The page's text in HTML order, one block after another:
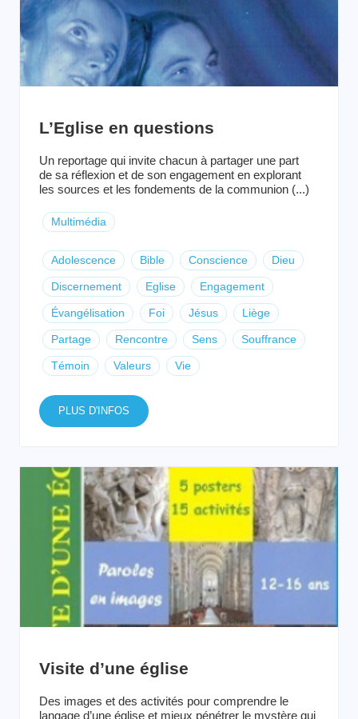
L’Eglise en questions
Un reportage qui invite chacun à partager une part
de sa réflexion et de son engagement en explorant
les sources et les fondements de la communion (...)
Multimédia
Adolescence Bible Conscience Dieu
Discernement Eglise Engagement
Évangélisation Foi Jésus Liège
Partage Rencontre Sens Souffrance
Témoin Valeurs Vie
PLUS D'INFOS
Visite d’une église
Des images et des activités pour comprendre le
langage d’une église et mieux pénétrer le mystère qui